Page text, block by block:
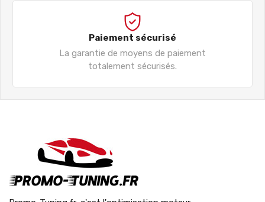
Paiement sécurisé
La garantie de moyens de paiement
totalement sécurisés.